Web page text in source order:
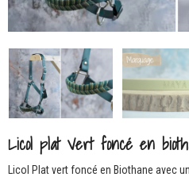
Licol plat Vert foncé en
Licol Plat vert foncé en Biothane avec